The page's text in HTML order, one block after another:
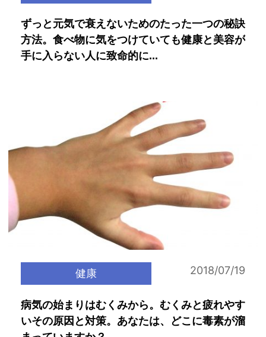
ずっと元気で衰えないためのたった一つの秘訣
方法。食べ物に気をつけていても健康と美容が
手に入らない人に致命的に...
健康 2018/07/19
病気の始まりはむくみから。むくみと疲れやす
いその原因と対策。あなたは、どこに毒素が溜